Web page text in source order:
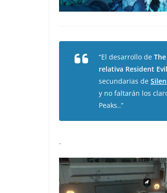
“El desarrollo de
relativa Resident Evil
secundarias de
y no faltarán los
Peaks..”
.